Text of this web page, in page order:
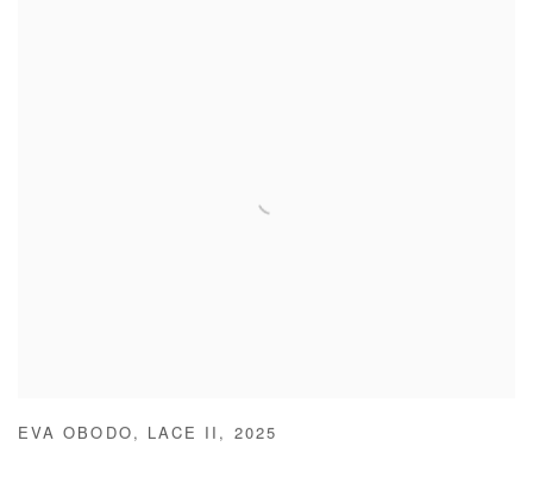
EVA OBODO , LACE II , 2025